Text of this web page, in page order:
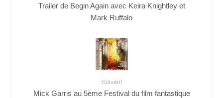
Trailer de Begin Again avec Keira Knightley et
Mark Ruffalo
Suivant
Mick Garris au 5ème Festival du film fantastique